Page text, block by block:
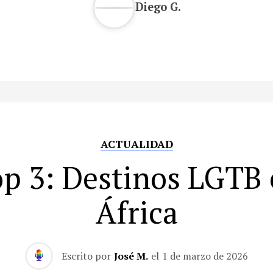
Diego G.
ACTUALIDAD
3: Destinos LGTB
África
Escrito por José M. el 1 de marzo de 2026